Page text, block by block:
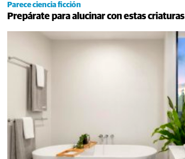
Parece ciencia ficción
Prepárate para alucinar con estas criaturas